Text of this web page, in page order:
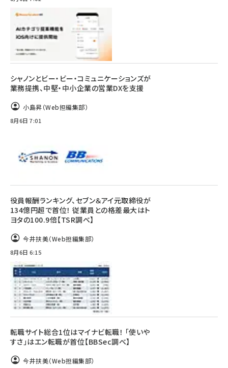
シャノンとビー・ビー・コミュニケーションズが
業務提携、中堅・中小企業の営業DXを支援
小島昇（Web担編集部）
8月6日 7:01
役員報酬ランキング、セブン＆アイ元取締役が
134億円超で首位！ 従業員との格差最大はト
ヨタの100.9倍【TSR調べ】
今井扶美（Web担編集部）
8月6日 6:15
転職サイト総合1位はマイナビ転職！ 「使いや
すさ」はエン転職が首位【BBSec調べ】
今井扶美（Web担編集部）